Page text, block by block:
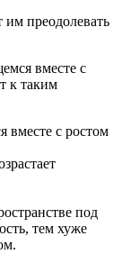
преодолевать
вместе с
к таким
вместе с ростом
под
тем хуже